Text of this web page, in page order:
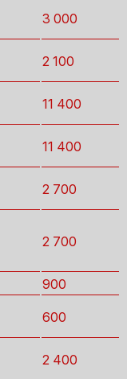
3 000
2 100
11 400
11 400
2 700
2 700
900
600
2 400